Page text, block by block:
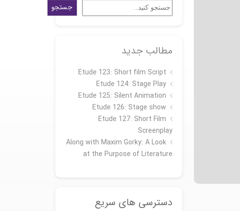
جستجو
مطالب جدید
Etude 123: Short film Script
Etude 124: Stage Play
Etude 125: Silent Animation
Etude 126: Stage show
Étude 127: Short Film
Screenplay
Along with Maxim Gorky: A Look
at the Purpose of Literature
دسترسی های سریع